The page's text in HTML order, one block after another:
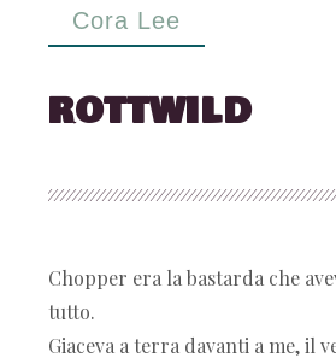
Cora Lee
ROTTWILD
Chopper era la bastarda che
tutto.
Giaceva a terra davanti a me, il